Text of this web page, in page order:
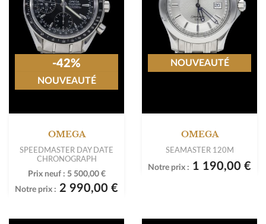
OMEGA
SPEEDMASTER DAY DATE
CHRONOGRAPH
Prix neuf : 5 500,00 €
Notre prix : 2 990,00 €
-42%
NOUVEAUTÉ
OMEGA
SEAMASTER 120M
Notre prix : 1 190,00 €
NOUVEAUTÉ